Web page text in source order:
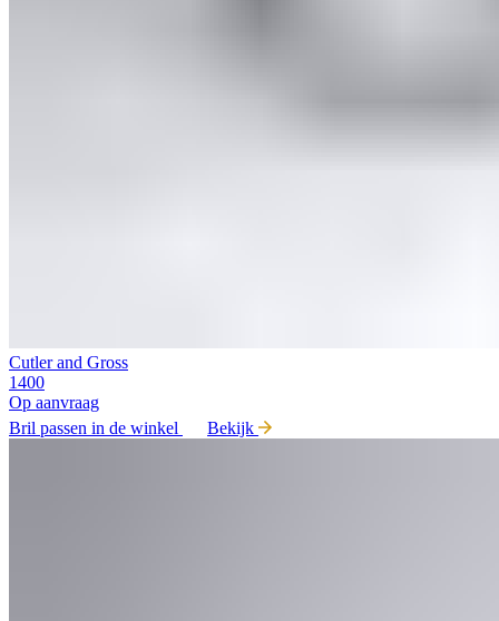
Cutler and Gross
1400
Op aanvraag
Bril passen in de winkel
Bekijk